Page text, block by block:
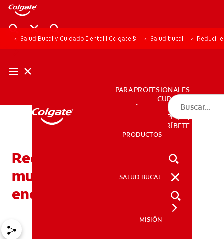
PRODUCTOS
PARA PROFESIONALES
CUPONES
DÓNDE COMPRAR
PE (ES)
SUSCRÍBETE
PRODUCTOS
SALUD BUCAL
MISIÓN
Salud Bucal y Cuidado Dental | Colgate® Salud bucal Reducir
Reducir el dolor de las
muelas del juicio: cómo
encontrar alivio